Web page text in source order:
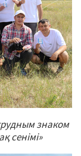
знаком
сенімі»